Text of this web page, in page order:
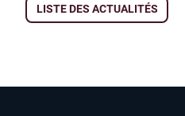
LISTE DES ACTUALITÉS